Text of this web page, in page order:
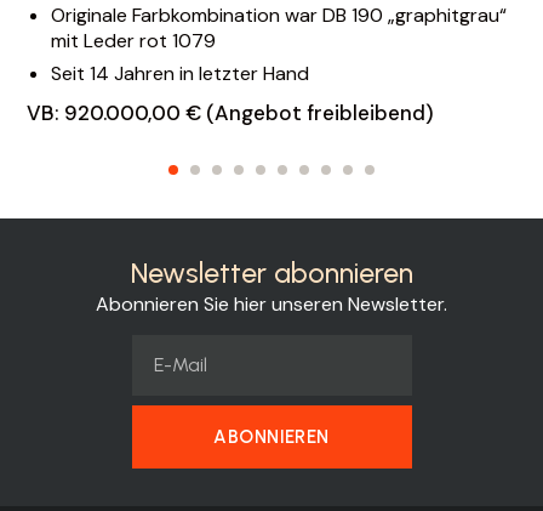
Originale Farbkombination war DB 190 „graphitgrau“
mit Leder rot 1079
Seit 14 Jahren in letzter Hand
VB: 920.000,00 € (Angebot freibleibend)
Newsletter abonnieren
Abonnieren Sie hier unseren Newsletter.
ABONNIEREN